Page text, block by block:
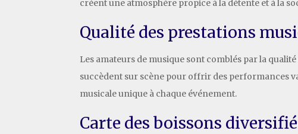
créent une atmosphère propice à la détente et à la
Qualité des prestations
Les amateurs de musique sont comblés par la
succèdent sur scène pour offrir des performances
musicale unique à chaque événement.
Carte des boissons